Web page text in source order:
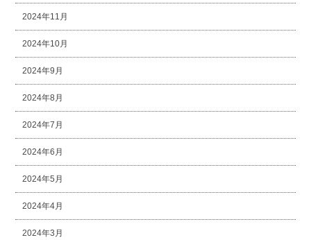
2024年11月
2024年10月
2024年9月
2024年8月
2024年7月
2024年6月
2024年5月
2024年4月
2024年3月